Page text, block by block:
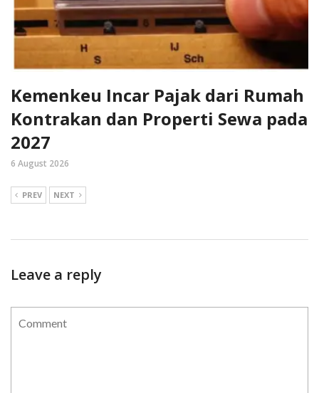
Kemenkeu Incar Pajak dari Rumah
Kontrakan dan Properti Sewa pada
2027
6 August 2026
PREV NEXT
Leave a reply